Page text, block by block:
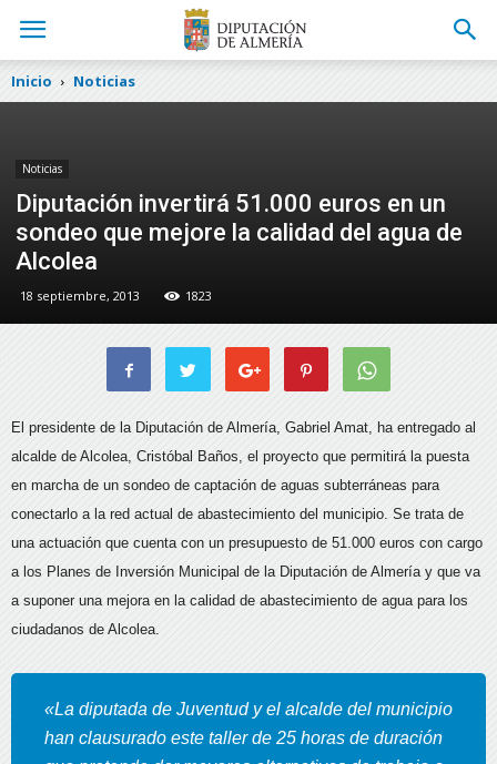
Inicio Noticias
Noticias
Diputación invertirá 51.000 euros en un
sondeo que mejore la calidad del agua de
Alcolea
18 septiembre, 2013 1823
El presidente de la Diputación de Almería, Gabriel Amat, ha entregado al
alcalde de Alcolea, Cristóbal Baños, el proyecto que permitirá la puesta
en marcha de un sondeo de captación de aguas subterráneas para
conectarlo a la red actual de abastecimiento del municipio. Se trata de
una actuación que cuenta con un presupuesto de 51.000 euros con cargo
a los Planes de Inversión Municipal de la Diputación de Almería y que va
a suponer una mejora en la calidad de abastecimiento de agua para los
ciudadanos de Alcolea.
«La diputada de Juventud y el alcalde del municipio
han clausurado este taller de 25 horas de duración